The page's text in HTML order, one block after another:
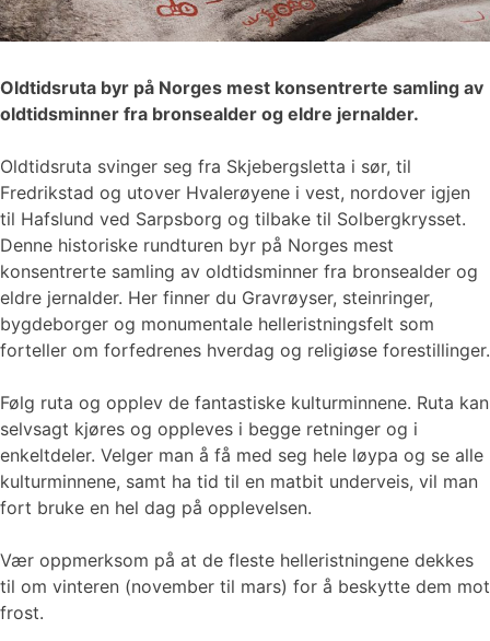
Oldtidsruta byr på Norges mest konsentrerte samling av
oldtidsminner fra bronsealder og eldre jernalder.
Oldtidsruta svinger seg fra Skjebergsletta i sør, til
Fredrikstad og utover Hvalerøyene i vest, nordover igjen
til Hafslund ved Sarpsborg og tilbake til Solbergkrysset.
Denne historiske rundturen byr på Norges mest
konsentrerte samling av oldtidsminner fra bronsealder og
eldre jernalder. Her finner du Gravrøyser, steinringer,
bygdeborger og monumentale helleristningsfelt som
forteller om forfedrenes hverdag og religiøse forestillinger.
Følg ruta og opplev de fantastiske kulturminnene. Ruta kan
selvsagt kjøres og oppleves i begge retninger og i
enkeltdeler. Velger man å få med seg hele løypa og se alle
kulturminnene, samt ha tid til en matbit underveis, vil man
fort bruke en hel dag på opplevelsen.
Vær oppmerksom på at de fleste helleristningene dekkes
til om vinteren (november til mars) for å beskytte dem mot
frost.